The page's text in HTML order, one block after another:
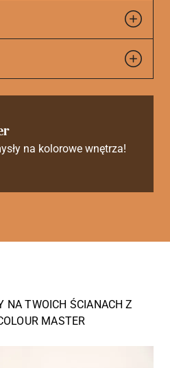
na kolorowe wnętrza!
NA TWOICH ŚCIANACH Z
MASTER